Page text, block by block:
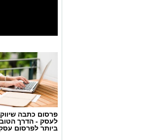
יש לכם מידע
פרסום כתבה
לעסק - הדרך
ביותר לפרסום